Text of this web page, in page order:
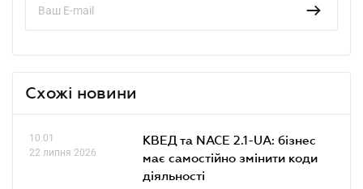
Схожі новини
10.01
22 липня 2026
КВЕД та NACE 2.1-UA: бізнес
має самостійно змінити коди
діяльності